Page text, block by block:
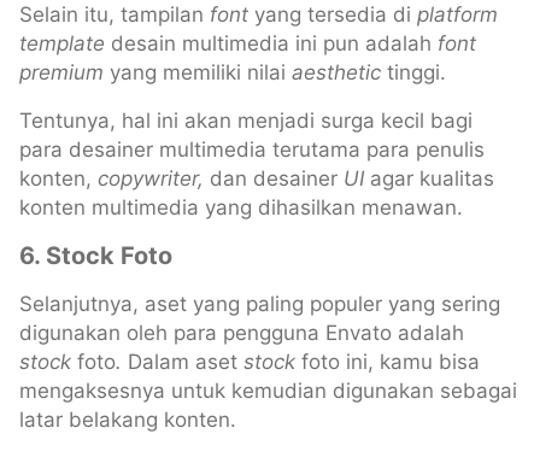
Selain itu, tampilan font yang tersedia di platform
template desain multimedia ini pun adalah font
premium yang memiliki nilai aesthetic tinggi.
Tentunya, hal ini akan menjadi surga kecil bagi
para desainer multimedia terutama para penulis
konten, copywriter, dan desainer UI agar kualitas
konten multimedia yang dihasilkan menawan.
6. Stock Foto
Selanjutnya, aset yang paling populer yang sering
digunakan oleh para pengguna Envato adalah
stock foto. Dalam aset stock foto ini, kamu bisa
mengaksesnya untuk kemudian digunakan sebagai
latar belakang konten.